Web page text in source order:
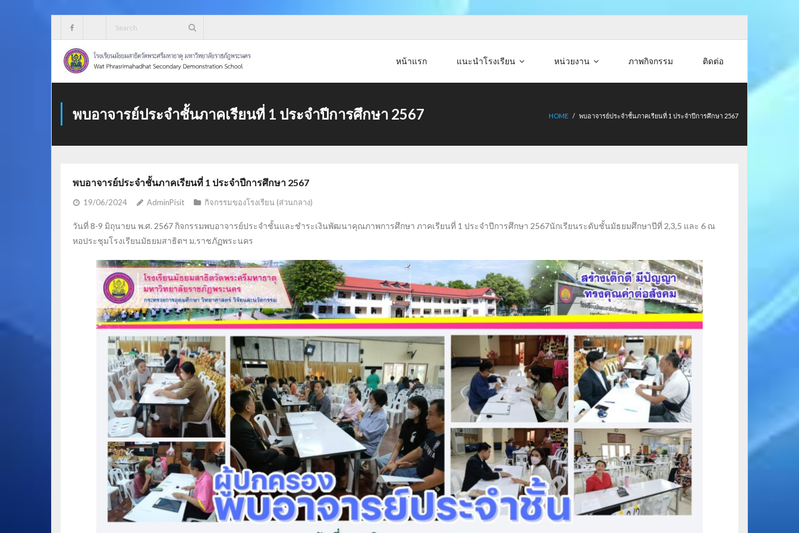
content
หน้าแรก
แนะนำโรงเรียน หน่วยงาน ภาพกิจกรรม ติดต่อ
HOME / พบอาจารย์ประจำชั้นภาคเรียนที่ 1 ประจำปีการศึกษา 2567
พบอาจารย์ประจำชั้นภาคเรียนที่ 1 ประจำปีการศึกษา 2567
พบอาจารย์ประจำชั้นภาคเรียนที่ 1 ประจำปีการศึกษา 2567
19/06/2024 AdminPisit กิจกรรมของโรงเรียน (ส่วนกลาง)
วันที่ 8-9 มิถุนายน พ.ศ. 2567 กิจกรรมพบอาจารย์ประจำชั้นและชำระเงินพัฒนาคุณภาพการศึกษา ภาคเรียนที่ 1 ประจำปีการศึกษา 2567นักเรียนระดับชั้นมัธยมศึกษาปีที่ 2,3,5 และ 6 ณ
หอประชุมโรงเรียนมัธยมสาธิตฯ ม.ราชภัฏพระนคร